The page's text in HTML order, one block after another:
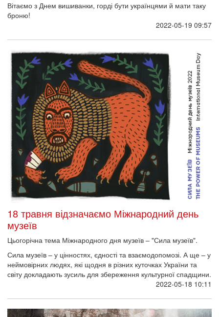
Вітаємо з Днем вишиванки, горді бути українцями й мати таку
броню!
2022-05-19 09:57
18 травня відзначаємо Міжнародний день
музеїв
Цьогорічна тема Міжнародного дня музеїв – "Сила музеїв".
Сила музеїв – у цінностях, єдності та взаємодопомозі. А ще – у
неймовірних людях, які щодня в різних куточках України та
світу докладають зусиль для збереження культурної спадщини.
2022-05-18 10:11